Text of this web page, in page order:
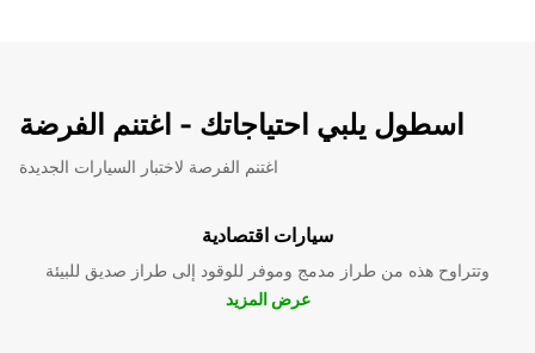
اسطول يلبي احتياجاتك - اغتنم الفرضة
اغتنم الفرصة لاختبار السيارات الجديدة
سيارات اقتصادية
وتتراوح هذه من طراز مدمج وموفر للوقود إلى طراز صديق للبيئة
عرض المزيد